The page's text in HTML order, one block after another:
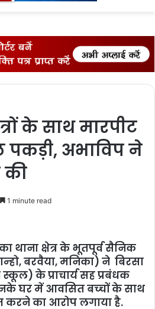
के साथ मारपीट
अभाविप ने
की
1 minute read
थाना क्षेत्र के भूतपूर्व सैनिक
बरवैया, मनिका) ने बिरसा
के प्राचार्य सह प्रबंधक
घर में आवसित बच्‍चों के साथ
करने का आरोप लगाया है.